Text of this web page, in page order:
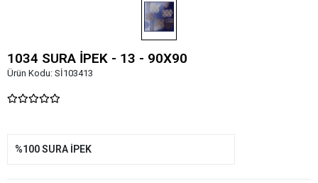
1034 SURA İPEK - 13 - 90X90
Ürün Kodu: Sİ103413
%100 SURA İPEK